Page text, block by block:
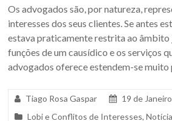
Os advogados são, por natureza,
interesses dos seus clientes. Se antes
estava praticamente restrita ao âmbito
funções de um causídico e os serviços
advogados oferece estendem-se muito
Tiago Rosa Gaspar
19 de
Lobi e Conflitos de Interesses,